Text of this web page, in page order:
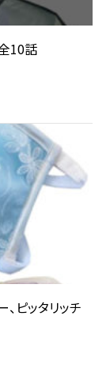
10話
ピッタリッチ